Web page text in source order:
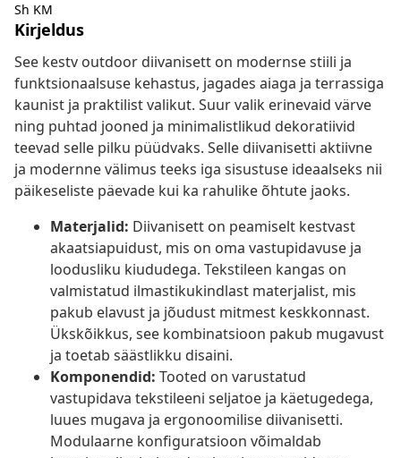
Sh KM
Kirjeldus
See kestv outdoor diivanisett on modernse stiili ja
funktsionaalsuse kehastus, jagades aiaga ja terrassiga
kaunist ja praktilist valikut. Suur valik erinevaid värve
ning puhtad jooned ja minimalistlikud dekoratiivid
teevad selle pilku püüdvaks. Selle diivanisetti aktiivne
ja modernne välimus teeks iga sisustuse ideaalseks nii
päikeseliste päevade kui ka rahulike õhtute jaoks.
Materjalid: Diivanisett on peamiselt kestvast
akaatsiapuidust, mis on oma vastupidavuse ja
loodusliku kiududega. Tekstileen kangas on
valmistatud ilmastikukindlast materjalist, mis
pakub elavust ja jõudust mitmest keskkonnast.
Ükskõikkus, see kombinatsioon pakub mugavust
ja toetab säästlikku disaini.
Komponendid: Tooted on varustatud
vastupidava tekstileeni seljatoe ja käetugedega,
luues mugava ja ergonoomilise diivanisetti.
Modulaarne konfiguratsioon võimaldab